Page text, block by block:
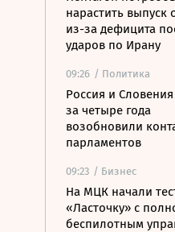
нарастить выпуск
из-за дефицита
ударов по Ирану
09:26 / Политика
Россия и
за четыре года
возобновили
парламентов
09:23 / Бизнес
На МЦК начали
«Ласточку» с
беспилотным